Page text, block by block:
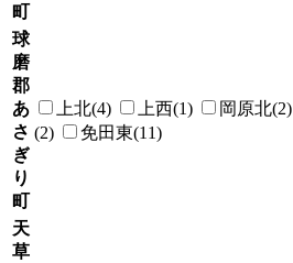
町
球
磨
郡
あ
さ
ぎ
り
町
上北(4) 上西(1) 岡原北(2)
(2)
免田東(11)
天
草